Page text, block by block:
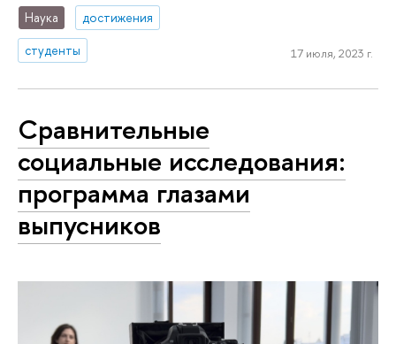
Наука
достижения
студенты
17 июля, 2023 г.
Сравнительные
социальные исследования:
программа глазами
выпусников